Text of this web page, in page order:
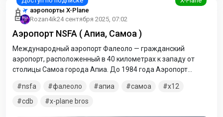
аэропорты X-Plane
Rozan4ik24 сентября 2025, 07:02
Аэропорт NSFA ( Апиа, Самоа )
Международный аэропорт Фалеоло — гражданский
аэропорт, расположенный в 40 километрах к западу от
столицы Самоа города Апиа. До 1984 года Аэропорт
Boeing 737.
nsfa фалеоло апиа самоа
x12
cdb
x-plane bros